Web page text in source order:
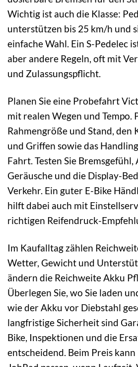
Wichtig ist auch die Klasse:
unterstützen bis 25 km/h und
einfache Wahl. Ein S-Pedelec
aber andere Regeln, oft mit
und Zulassungspflicht.
Planen Sie eine Probefahrt
mit realen Wegen und Tempo.
Rahmengröße und Stand, den
und Griffen sowie das
Fahrt. Testen Sie
Geräusche und die Display-
Verkehr. Ein guter E-Bike
hilft dabei auch mit
richtigen Reifendruck-
Im Kaufalltag zählen
Wetter, Gewicht und
ändern die Reichweite Akku
Überlegen Sie, wo Sie laden
wie der Akku vor Diebstahl
langfristige Sicherheit sind
Bike, Inspektionen und die
entscheidend. Beim Preis kann